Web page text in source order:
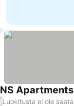
NS
/Luokitusta ei ole